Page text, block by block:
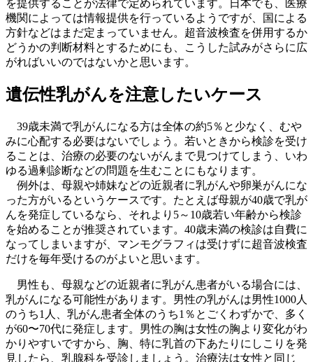
を提供することが法律で定められています。日本でも、医療
機関によっては情報提供を行っているようですが、国による
方針などはまだ定まっていません。超音波検査を併用するか
どうかの判断材料とするためにも、こうした試みがさらに広
がればいいのではないかと思います。
遺伝性乳がんを注意したいケース
39歳未満で乳がんになる方は全体の約5％と少なく、むや
みに心配する必要はないでしょう。若いときから検診を受け
ることは、治療の必要のないがんまで見つけてしまう、いわ
ゆる過剰診断などの問題を生むことにもなります。
例外は、母親や姉妹などの近親者に乳がんや卵巣がんにな
った方がいるというケースです。たとえば母親が40歳で乳が
んを発症しているなら、それより5～10歳若い年齢から検診
を始めることが推奨されています。40歳未満の検診は自費に
なってしまいますが、マンモグラフィは受けずに超音波検査
だけを毎年受けるのがよいと思います。
男性も、母親などの近親者に乳がん患者がいる場合には、
乳がんになる可能性があります。男性の乳がんは男性1000人
のうち1人、乳がん患者全体のうち1％とごくわずかで、多く
が60〜70代に発症します。男性の胸は女性の胸より変化がわ
かりやすいですから、胸、特に乳首の下あたりにしこりを発
見したら、乳腺科を受診しましょう。治療法は女性と同じ